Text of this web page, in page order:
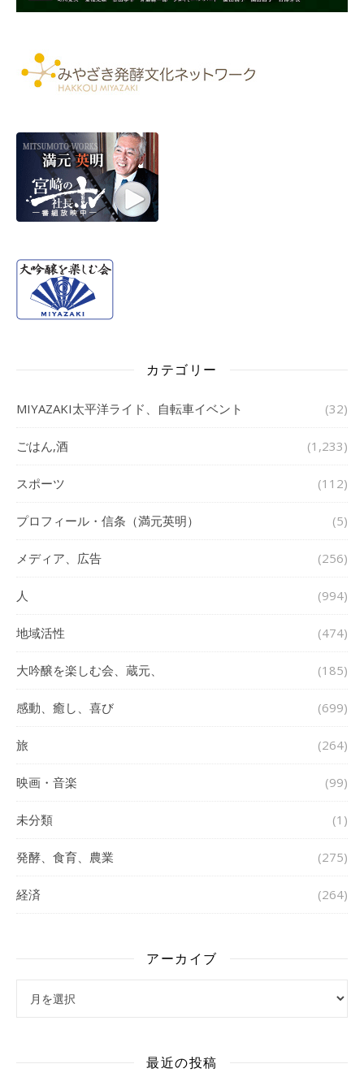
カテゴリー
MIYAZAKI太平洋ライド、自転車イベント (32)
ごはん,酒 (1,233)
スポーツ (112)
プロフィール・信条（満元英明） (5)
メディア、広告 (256)
人 (994)
地域活性 (474)
大吟醸を楽しむ会、蔵元、 (185)
感動、癒し、喜び (699)
旅 (264)
映画・音楽 (99)
未分類 (1)
発酵、食育、農業 (275)
経済 (264)
アーカイブ
最近の投稿